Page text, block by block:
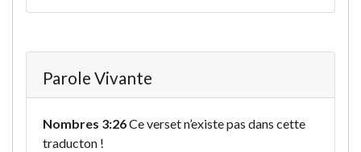
Parole Vivante
Nombres 3:26Ce verset n’existe pas dans cette
traducton !